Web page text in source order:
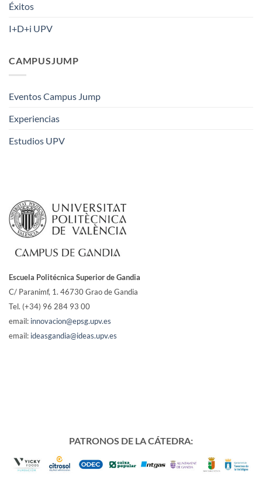
Éxitos
I+D+i UPV
CAMPUSJUMP
Eventos Campus Jump
Experiencias
Estudios UPV
Escuela Politécnica Superior de Gandia
C/ Paranimf, 1. 46730 Grao de Gandia
Tel. (+34) 96 284 93 00
email: innovacion@epsg.upv.es
email: ideasgandia@ideas.upv.es
PATRONOS DE LA CÁTEDRA: